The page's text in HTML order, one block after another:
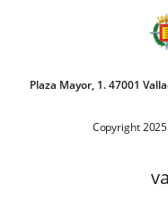
Plaza Mayor, 1. 47001
Copyright